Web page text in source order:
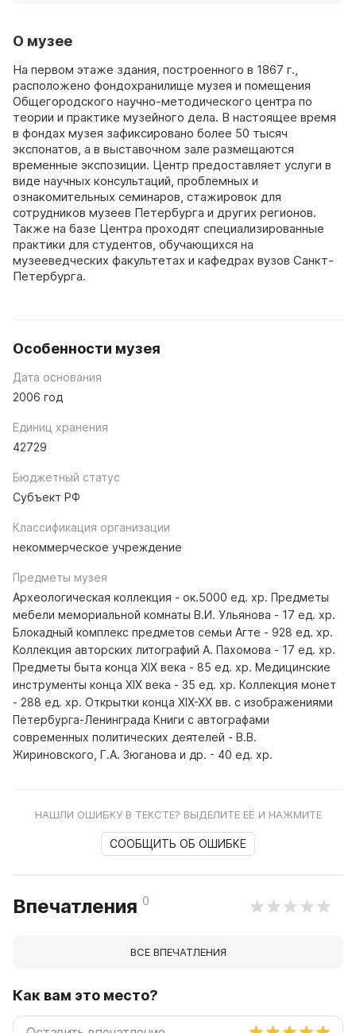
О музее
На первом этаже здания, построенного в 1867 г.,
расположено фондохранилище музея и помещения
Общегородского научно-методического центра по
теории и практике музейного дела. В настоящее время
в фондах музея зафиксировано более 50 тысяч
экспонатов, а в выставочном зале размещаются
временные экспозиции. Центр предоставляет услуги в
виде научных консультаций, проблемных и
ознакомительных семинаров, стажировок для
сотрудников музеев Петербурга и других регионов.
Также на базе Центра проходят специализированные
практики для студентов, обучающихся на
музееведческих факультетах и кафедрах вузов Санкт-
Петербурга.
Особенности музея
Дата основания
2006 год
Единиц хранения
42729
Бюджетный статус
Субъект РФ
Классификация организации
некоммерческое учреждение
Предметы музея
Археологическая коллекция - ок.5000 ед. хр. Предметы
мебели мемориальной комнаты В.И. Ульянова - 17 ед. хр.
Блокадный комплекс предметов семьи Агте - 928 ед. хр.
Коллекция авторских литографий А. Пахомова - 17 ед. хр.
Предметы быта конца XIX века - 85 ед. хр. Медицинские
инструменты конца XIX века - 35 ед. хр. Коллекция монет
- 288 ед. хр. Открытки конца XIX-XX вв. с изображениями
Петербурга-Ленинграда Книги с автографами
современных политических деятелей - В.В.
Жириновского, Г.А. Зюганова и др. - 40 ед. хр.
НАШЛИ ОШИБКУ В ТЕКСТЕ? ВЫДЕЛИТЕ ЕЁ И НАЖМИТЕ
СООБЩИТЬ ОБ ОШИБКЕ
Впечатления 0
ВСЕ ВПЕЧАТЛЕНИЯ
Как вам это место?